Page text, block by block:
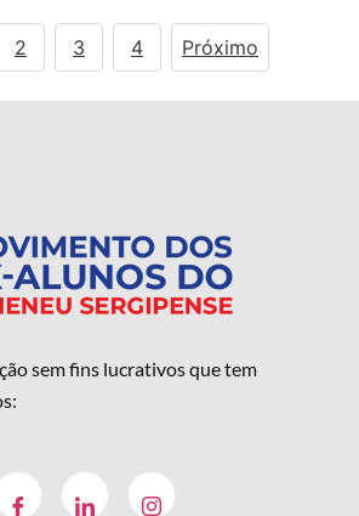
2 3 4 Próximo
sem fins lucrativos que tem